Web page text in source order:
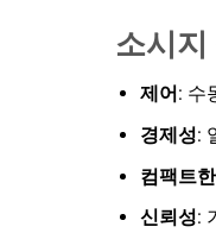
소시
제어 : 수
경제성:
컴팩트
신뢰성: